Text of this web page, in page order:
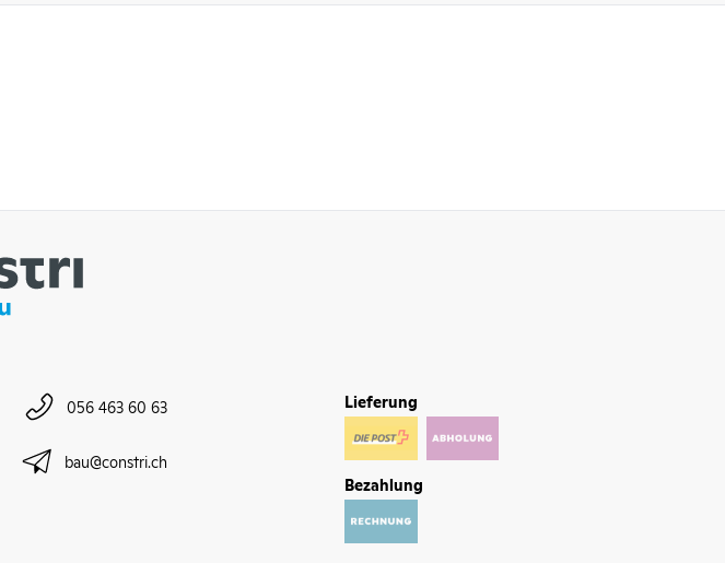
056 463 60 63
bau@constri.ch
Lieferung
Bezahlung